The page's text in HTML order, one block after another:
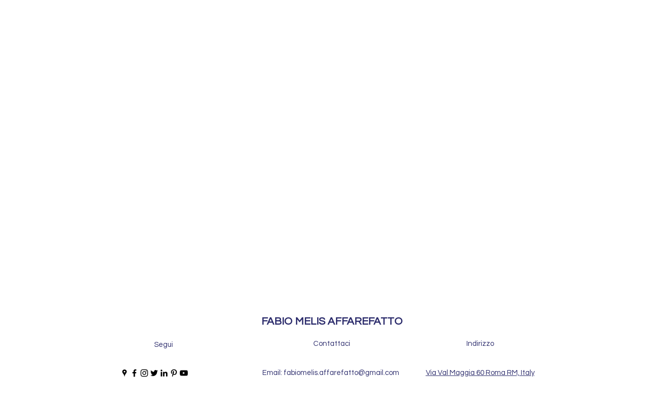
FABIO MELIS AFFAREFATTO
Segui Contattaci
Email: fabiomelis.affarefatto@gmail.com
Indirizzo
Via Val Maggia 60 Roma RM, Italy